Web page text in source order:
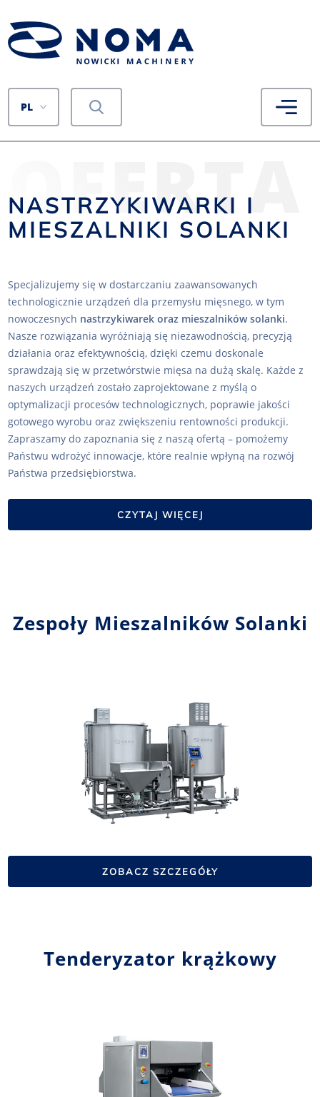
PL
OFERTA
NASTRZYKIWARKI I
MIESZALNIKI SOLANKI
Specjalizujemy się w dostarczaniu zaawansowanych
technologicznie urządzeń dla przemysłu mięsnego, w tym
nowoczesnych nastrzykiwarek oraz mieszalników solanki.
Nasze rozwiązania wyróżniają się niezawodnością, precyzją
działania oraz efektywnością, dzięki czemu doskonale
sprawdzają się w przetwórstwie mięsa na dużą skalę. Każde z
naszych urządzeń zostało zaprojektowane z myślą o
optymalizacji procesów technologicznych, poprawie jakości
gotowego wyrobu oraz zwiększeniu rentowności produkcji.
Zapraszamy do zapoznania się z naszą ofertą – pomożemy
Państwu wdrożyć innowacje, które realnie wpłyną na rozwój
Państwa przedsiębiorstwa.
CZYTAJ WIĘCEJ
Zespoły Mieszalników Solanki
ZOBACZ SZCZEGÓŁY
Tenderyzator krążkowy